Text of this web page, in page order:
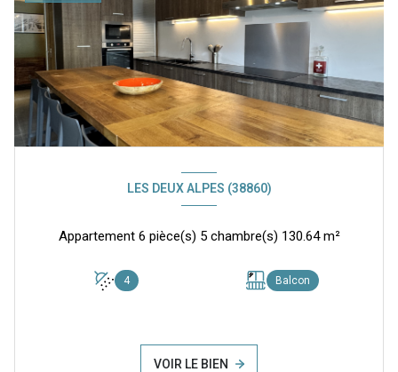
LES DEUX ALPES (38860)
Appartement 6 pièce(s) 5 chambre(s) 130.64 m²
4 Balcon
VOIR LE BIEN